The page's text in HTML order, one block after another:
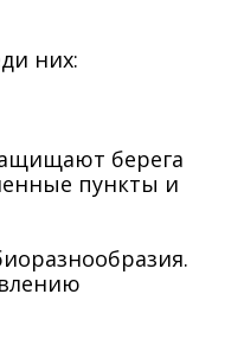
них:
берега
пункты и